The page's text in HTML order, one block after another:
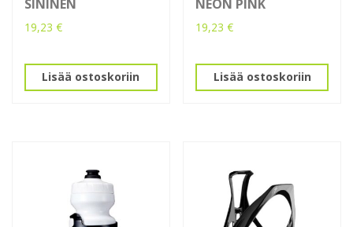
SININEN
19,23 €
Lisää ostoskoriin
NEON PINK
19,23€
Lisää ostoskoriin